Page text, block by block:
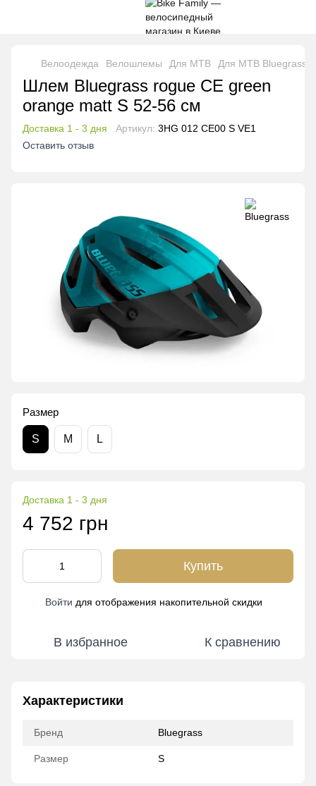
Велоодежда Велошлемы Для MTB Для MTB Bluegrass
Шлем Bluegrass rogue CE green
orange matt S 52-56 см
Доставка 1 - 3 дня Артикул: 3HG 012 CE00 S VE1
Оставить отзыв
Размер
S M L
Доставка 1 - 3 дня
4 752 грн
Купить
Войти для отображения накопительной скидки
В избранное К сравнению
Характеристики
Бренд Bluegrass
Размер S